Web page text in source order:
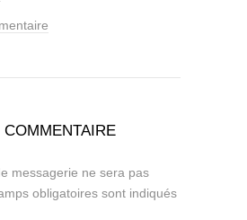
messagerie ne sera pas
obligatoires sont indiqués